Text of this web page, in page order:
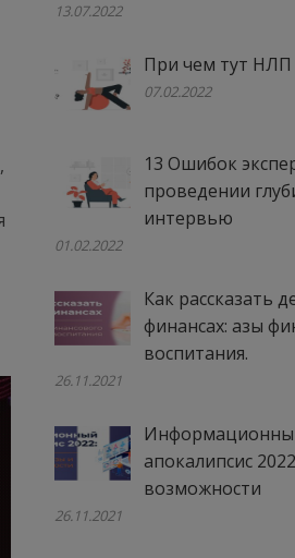
13.07.2022
При чем тут НЛП
07.02.2022
13 Ошибок
проведении
интервью
01.02.2022
Как рассказать
финансах: азы
воспитания.
26.11.2021
апокалипсис
возможности
26.11.2021